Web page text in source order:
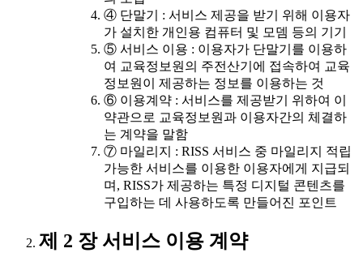
④ 단말기 : 서비스 제공을 받기 위해 이용자
가 설치한 개인용 컴퓨터 및 모뎀 등의 기기
⑤ 서비스 이용 : 이용자가 단말기를 이용하
여 교육정보원의 주전산기에 접속하여 교육
정보원이 제공하는 정보를 이용하는 것
⑥ 이용계약 : 서비스를 제공받기 위하여 이
약관으로 교육정보원과 이용자간의 체결하
는 계약을 말함
⑦ 마일리지 : RISS 서비스 중 마일리지 적립
가능한 서비스를 이용한 이용자에게 지급되
며, RISS가 제공하는 특정 디지털 콘텐츠를
구입하는 데 사용하도록 만들어진 포인트
제 2 장 서비스 이용 계약